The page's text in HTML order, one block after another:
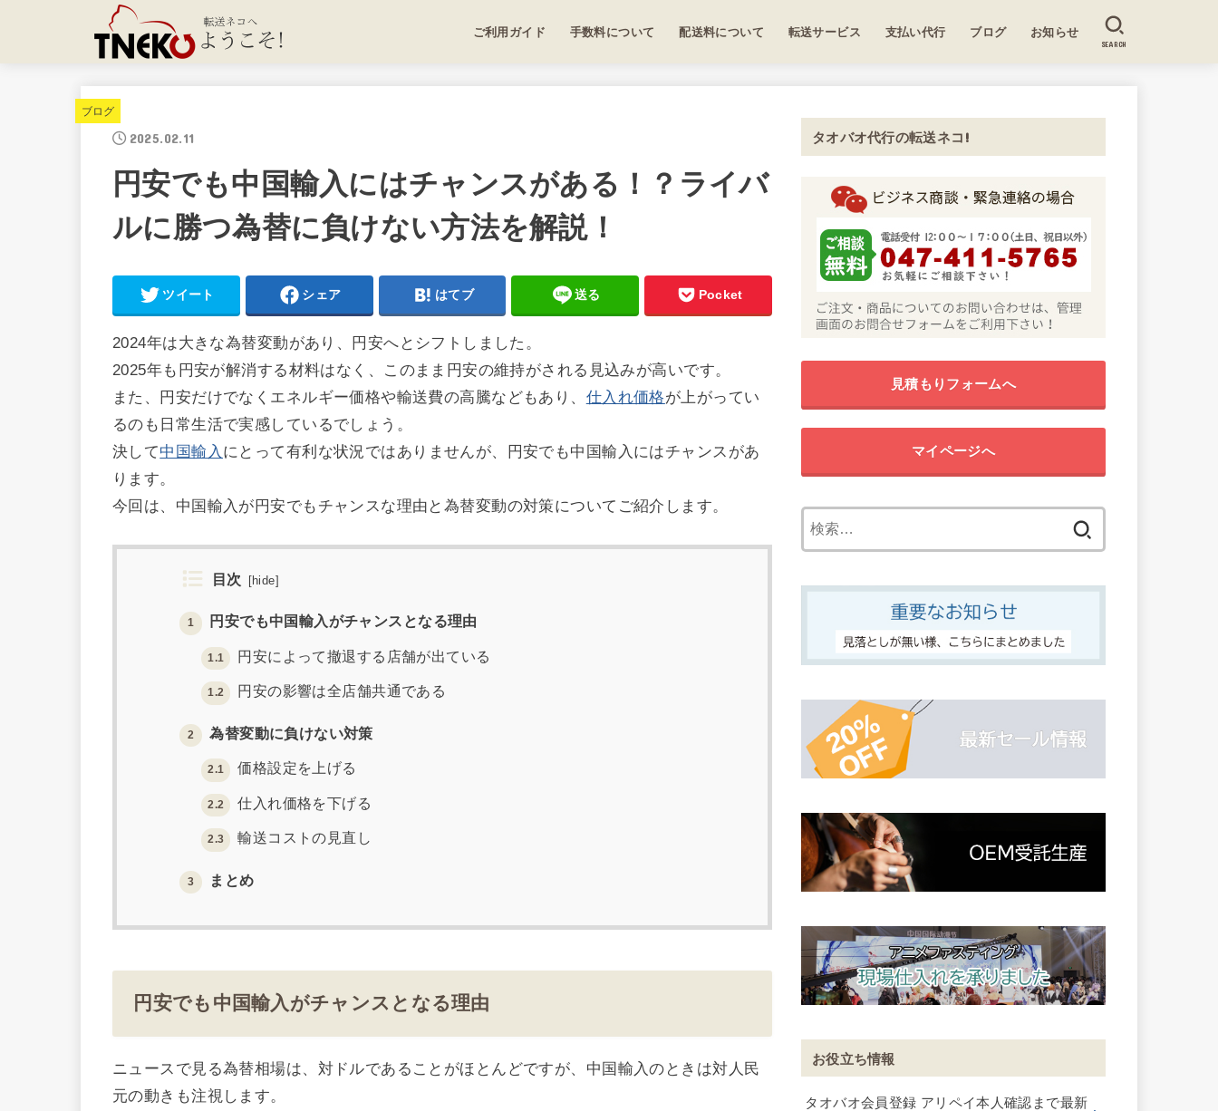
ご利用ガイド 手数料について 配送料について 転送サービス 支払い代行 ブログ お知らせ
SEARCH
ブログ
2025.02.11
円安でも中国輸入にはチャンスがある！？ライバ
ルに勝つ為替に負けない方法を解説！
ツイート シェア はてブ 送る Pocket
2024年は大きな為替変動があり、円安へとシフトしました。
2025年も円安が解消する材料はなく、このまま円安の維持がされる見込みが高いです。
また、円安だけでなくエネルギー価格や輸送費の高騰などもあり、 仕入れ価格が上がってい
るのも日常生活で実感しているでしょう。
決して中国輸入 にとって有利な状況ではありませんが、円安でも中国輸入にはチャンスがあ
ります。
今回は、中国輸入が円安でもチャンスな理由と為替変動の対策についてご紹介します。
目次 [hide]
1 円安でも中国輸入がチャンスとなる理由
1.1 円安によって撤退する店舗が出ている
1.2 円安の影響は全店舗共通である
2 為替変動に負けない対策
2.1 価格設定を上げる
2.2 仕入れ価格を下げる
2.3 輸送コストの見直し
3 まとめ
円安でも中国輸入がチャンスとなる理由
ニュースで見る為替相場は、対ドルであることがほとんどですが、中国輸入のときは対人民
元の動きも注視します。
タオバオ代行の転送ネコ!
見積もりフォームへ
マイページへ
お役立ち情報
タオバオ会員登録 アリペイ本人確認まで最新